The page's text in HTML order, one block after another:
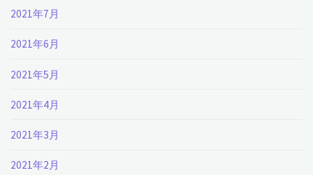
2021年7月
2021年6月
2021年5月
2021年4月
2021年3月
2021年2月